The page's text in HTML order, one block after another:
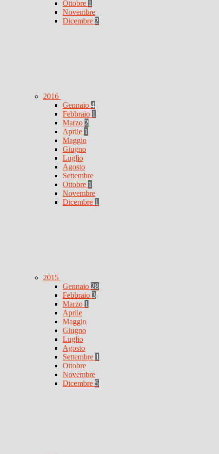
Ottobre 1
Novembre
Dicembre 2
2016
Gennaio 4
Febbraio 1
Marzo 2
Aprile 1
Maggio
Giugno
Luglio
Agosto
Settembre
Ottobre 1
Novembre
Dicembre 1
2015
Gennaio 28
Febbraio 3
Marzo 1
Aprile
Maggio
Giugno
Luglio
Agosto
Settembre 1
Ottobre
Novembre
Dicembre 5